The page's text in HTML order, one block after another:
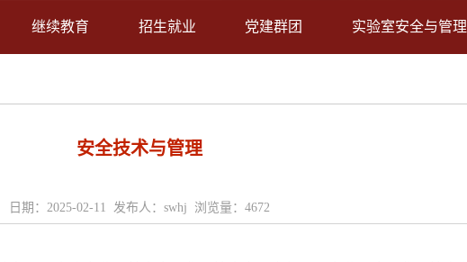
继续教育 招生就业 党建群团 实验室安全与管理
安全技术与管理
日期：2025-02-11 发布人：swhj 浏览量： 4672